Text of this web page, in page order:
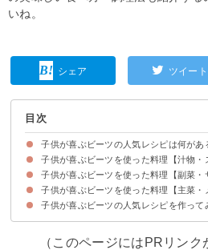
いね。
シェア ツイート
目次
子供が喜ぶビーツの人気レシピは何があ
ビーツの生食は土臭いので加熱調理がお
子供が喜ぶビーツを使った料理【汁物・
①赤ビーツのミラクルポタージュ
②ビーツたっぷり簡単ボルシチ
③鮮やかビーツの冷製スープ
④生ビーツでコンソメスープ
⑤簡単冷製ボルシチ
子供が喜ぶビーツを使った料理【副菜・
①生ビーツで簡単きんぴら
②モーリシャス風茹でビーツのサラダ
③生ビーツの柚子胡椒酢味噌和え
④ビーツのサラダ
⑤ビーツ入りカラフルポテトサラダ
⑥茹でビーツとアスパラのサラダ
子供が喜ぶビーツを使った料理【主菜
①トビウオと茹でビーツのエスカベッシ
②ビーツ缶詰で簡単鶏むねカレー煮込み
③生ビーツde煮込みハンバーグ
④ビーツの豚肉炒め
⑤茹でビーツとじゃがいものチーズ焼き
⑥赤い茹でビーツカレー
子供が喜ぶビーツの人気レシピを作って
（このページにはPRリンク